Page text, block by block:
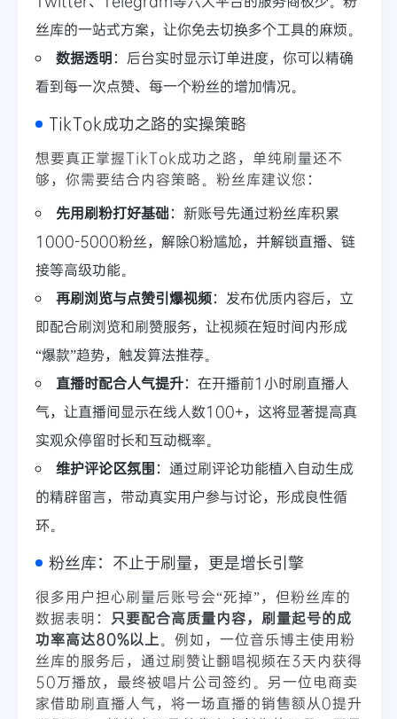
丝库的一站式方案，让你免去切换多个工具的麻烦。
数据透明：后台实时显示订单进度，你可以精确
看到每一次点赞、每一个粉丝的增加情况。
TikTok成功之路的实操策略
想要真正掌握TikTok成功之路，单纯刷量还不
够，你需要结合内容策略。粉丝库建议您：
先用刷粉打好基础：新账号先通过粉丝库积累
1000-5000粉丝，解除0粉尴尬，并解锁直播、链
接等高级功能。
再刷浏览与点赞引爆视频：发布优质内容后，立
即配合刷浏览和刷赞服务，让视频在短时间内形成
“爆款”趋势，触发算法推荐。
直播时配合人气提升：在开播前1小时刷直播人
气，让直播间显示在线人数100+，这将显著提高真
实观众停留时长和互动概率。
维护评论区氛围：通过刷评论功能植入自动生成
的精辟留言，带动真实用户参与讨论，形成良性循
环。
粉丝库：不止于刷量，更是增长引擎
很多用户担心刷量后账号会“死掉”，但粉丝库的
数据表明： 只要配合高质量内容，刷量起号的成
功率高达80%以上 。例如，一位音乐博主使用粉
丝库的服务后，通过刷赞让翻唱视频在3天内获得
50万播放，最终被唱片公司签约。另一位电商卖
家借助刷直播人气，将一场直播的销售额从0提升